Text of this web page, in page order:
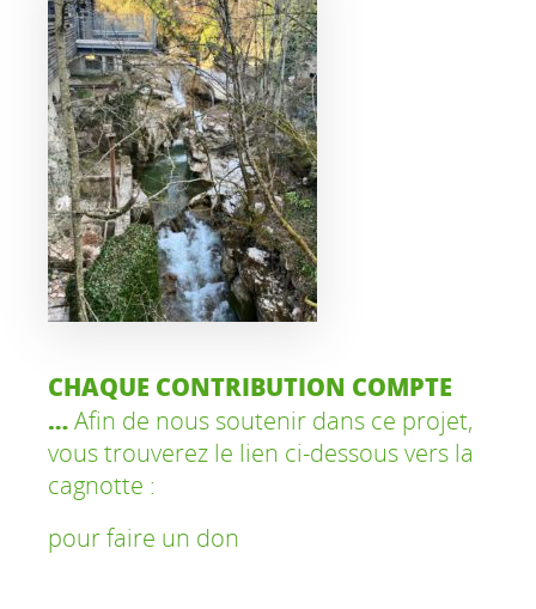
CHAQUE CONTRIBUTION COMPTE
…Afin de nous soutenir dans ce projet,
vous trouverez le lien ci-dessous vers la
cagnotte :
pour faire un don